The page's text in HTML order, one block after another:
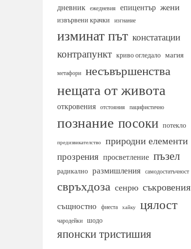
дневник ежедневия епицентър жени
извървени крачки изгнание
изминат път констатации
контрапункт криво огледало магия
метафори несъвършенства
нещата от живота
откровения отстояния пацифистично
познание посоки потекло
предизвикателство природни елементи
прозрения просветление пъзел
радикално размишления самодостатъчност
свръхдоза сенрю съкровения
същностно фиеста хайку цялост
чародейки шодо
японски тристишия